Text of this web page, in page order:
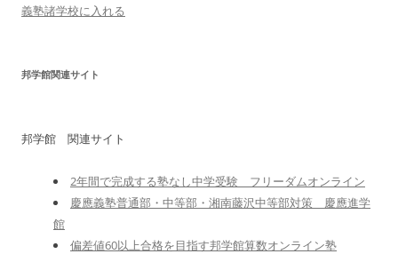
義塾諸学校に入れる
邦学館関連サイト
邦学館 関連サイト
2年間で完成する塾なし中学受験 フリーダムオンライン
慶應義塾普通部・中等部・湘南藤沢中等部対策 慶應進学
館
偏差値60以上合格を目指す邦学館算数オンライン塾